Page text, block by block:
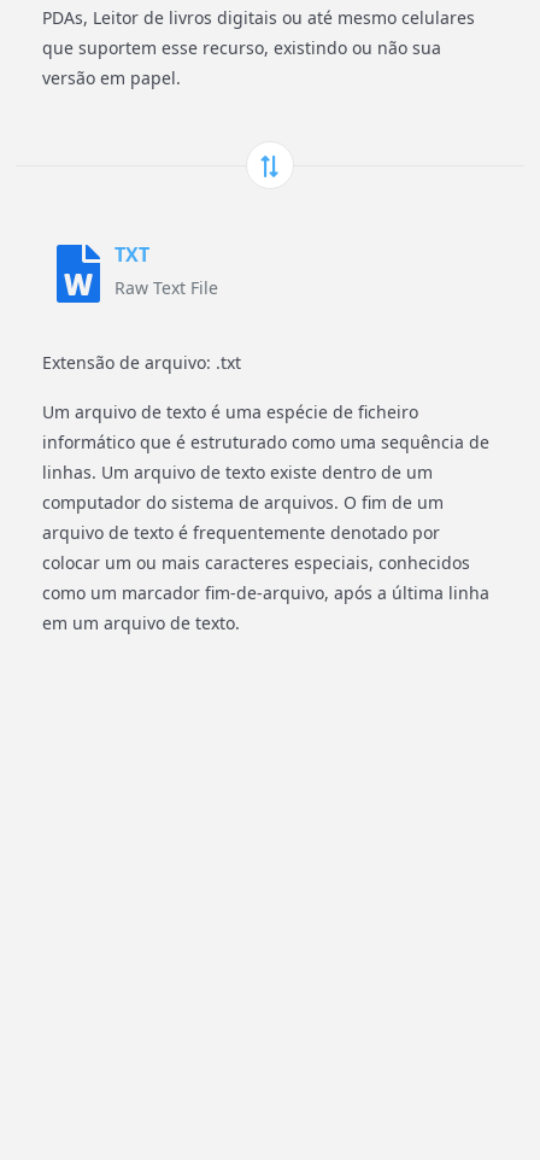
PDAs, Leitor de livros digitais ou até mesmo celulares
que suportem esse recurso, existindo ou não sua
versão em papel.
TXT
Raw Text File
Extensão de arquivo: .txt
Um arquivo de texto é uma espécie de ficheiro
informático que é estruturado como uma sequência de
linhas. Um arquivo de texto existe dentro de um
computador do sistema de arquivos. O fim de um
arquivo de texto é frequentemente denotado por
colocar um ou mais caracteres especiais, conhecidos
como um marcador fim-de-arquivo, após a última linha
em um arquivo de texto.